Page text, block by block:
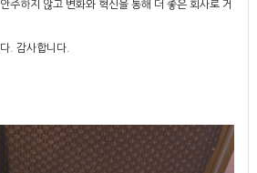
주하지 않고 변화와 혁신을 통해 더 좋은 회사로 거
. 감사합니다.